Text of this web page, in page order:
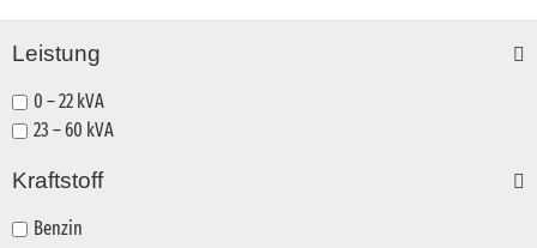
Leistung
0 – 22 kVA
23 – 60 kVA
Kraftstoff
Benzin